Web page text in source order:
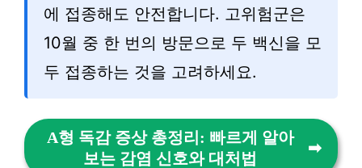
에 접종해도 안전합니다. 고위험군은
10월 중 한 번의 방문으로 두 백신을 모
두 접종하는 것을 고려하세요.
A형 독감 증상 총정리: 빠르게 알아
보는 감염 신호와 대처법